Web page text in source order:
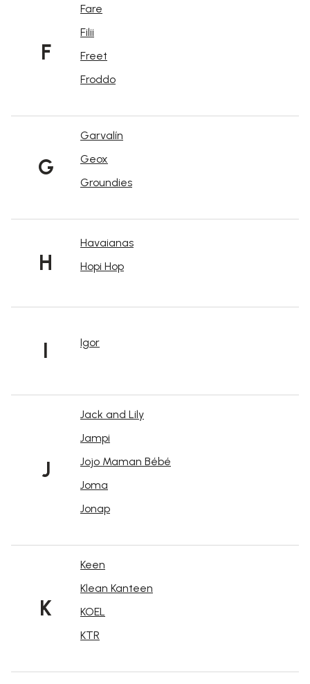
F
Fare
Filii
Freet
Froddo
G
Garvalín
Geox
Groundies
H
Havaianas
Hopi Hop
I Igor
J
Jack and Lily
Jampi
Jojo Maman Bébé
Joma
Jonap
K
Keen
Klean Kanteen
KOEL
KTR